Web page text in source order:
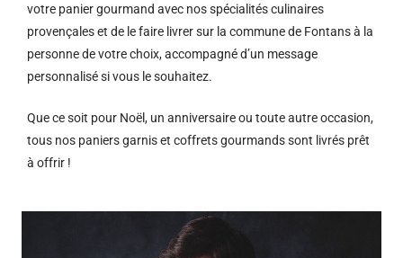
votre panier gourmand avec nos spécialités culinaires
provençales et de le faire livrer sur la commune de Fontans à la
personne de votre choix, accompagné d’un message
personnalisé si vous le souhaitez.
Que ce soit pour Noël, un anniversaire ou toute autre occasion,
tous nos paniers garnis et coffrets gourmands sont livrés prêt
à offrir !